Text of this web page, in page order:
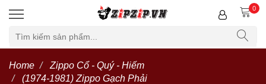
0
Home
Zippo Cổ - Quý - Hiếm
(1974-1981) Zippo Gạch Phải